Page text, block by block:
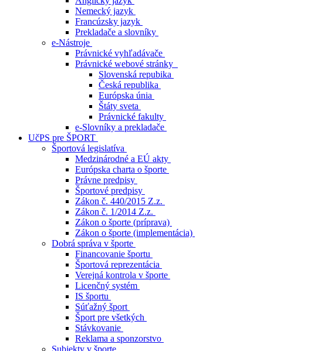
Nemecký jazyk
Francúzsky jazyk
Prekladače a slovníky
e-Nástroje
Právnické vyhľadávače
Právnické webové stránky
Slovenská repubika
Česká republika
Európska únia
Štáty sveta
Právnické fakulty
e-Slovníky a prekladače
UčPS pre ŠPORT
Športová legislatíva
Medzinárodné a EÚ akty
Európska charta o športe
Právne predpisy
Športové predpisy
Zákon č. 440/2015 Z.z.
Zákon č. 1/2014 Z.z.
Zákon o športe (príprava)
Zákon o športe (implementácia)
Dobrá správa v športe
Financovanie športu
Športová reprezentácia
Verejná kontrola v športe
Licenčný systém
IS športu
Súťažný šport
Šport pre všetkých
Stávkovanie
Reklama a sponzorstvo
Subjekty v športe